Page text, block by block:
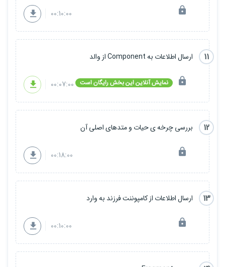
00:10:00
11 ارسال اطلاعات به Component از والد
نمایش آنلاین این بخش رایگان است 00:07:00
12 بررسی چرخه ی حیات و متدهای اصلی آن
00:18:00
13 ارسال اطلاعات از کامپوننت فرزند به وارد
00:10:00